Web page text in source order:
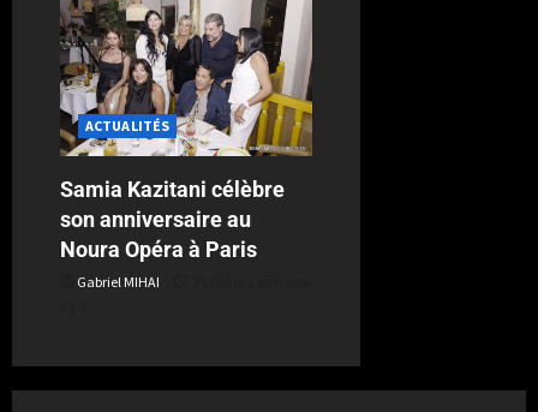
ACTUALITÉS
Samia Kazitani célèbre
son anniversaire au
Noura Opéra à Paris
Gabriel MIHAI